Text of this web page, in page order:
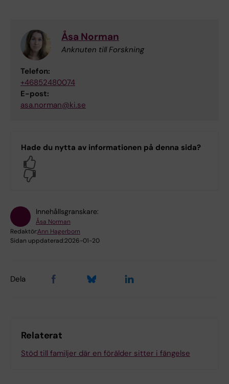
Åsa Norman
Anknuten till Forskning
Telefon:
+46852480074
E-post:
asa.norman@ki.se
Hade du nytta av informationen på denna sida?
Innehållsgranskare:
Åsa Norman
Redaktör:Ann Hagerborn
Sidan uppdaterad:2026-01-20
Dela
Relaterat
Stöd till familjer där en förälder sitter i fängelse